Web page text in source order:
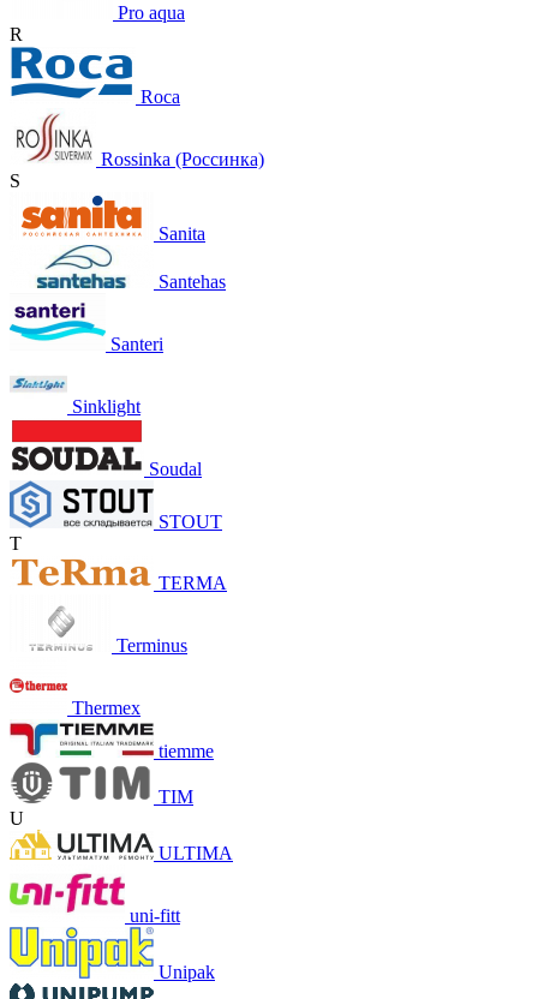
Pro aqua
R
Roca
Rossinka (Россинка)
S
Sanita
Santehas
Santeri
Sinklight
Soudal
STOUT
T
TERMA
Terminus
Thermex
tiemme
TIM
U
ULTIMA
uni-fitt
Unipak